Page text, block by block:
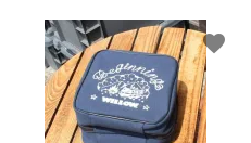
favorite